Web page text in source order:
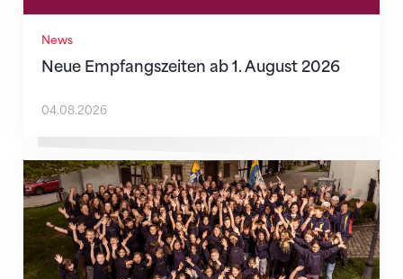
News
Neue Empfangszeiten ab 1. August 2026
04.08.2026
Wenn Mitmachen selbstverständlich ist